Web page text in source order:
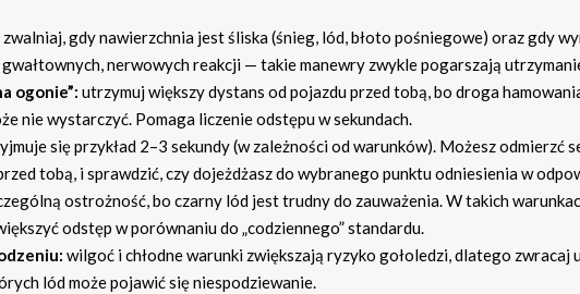
zwalniaj, gdy nawierzchnia jest śliska (śnieg, lód, błoto pośniegowe) oraz gdy
nerwowych reakcji — takie manewry zwykle pogarszają
ogonie”: utrzymuj większy dystans od pojazdu przed tobą, bo droga
nie wystarczyć. Pomaga liczenie odstępu w sekundach.
się przykład 2–3 sekundy (w zależności od warunków). Możesz odmierzć
tobą, i sprawdzić, czy dojeżdżasz do wybranego punktu odniesienia w
ostrożność, bo czarny lód jest trudny do zauważenia. W takich
odstęp w porównaniu do „codziennego” standardu.
wilgoć i chłodne warunki zwiększają ryzyko gołoledzi, dlatego zwracaj
lód może pojawić się niespodziewanie.